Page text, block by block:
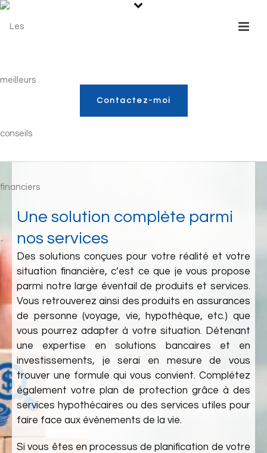
Contactez-moi
Une solution complète parmi
nos services
Des solutions conçues pour votre réalité et votre
situation financière, c’est ce que je vous propose
parmi notre large éventail de produits et services.
Vous retrouverez ainsi des produits en assurances
de personne (voyage, vie, hypothèque, etc.) que
vous pourrez adapter à votre situation. Détenant
une expertise en solutions bancaires et en
investissements, je serai en mesure de vous
trouver une formule qui vous convient. Complétez
également votre plan de protection grâce à des
services hypothécaires ou des services utiles pour
faire face aux évènements de la vie.
Si vous êtes en processus de planification de votre